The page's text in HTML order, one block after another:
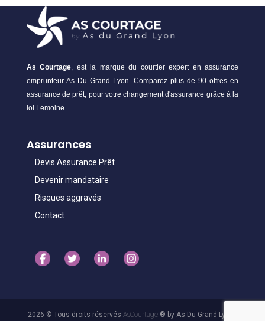
As Courtage, est la marque du courtier expert en assurance
emprunteur As Du Grand Lyon. Comparez plus de 90 offres en
assurance de prêt, pour votre changement d'assurance grâce à la
loi Lemoine.
Assurances
Devis Assurance Prêt
Devenir mandataire
Risques aggravés
Contact
2026 © Tous droits réservés AsCourtage® by As Du Grand Lyon -